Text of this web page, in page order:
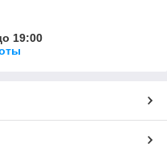
19:00